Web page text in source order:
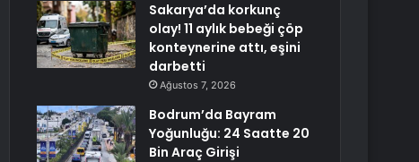
Sakarya’da korkunç
olay! 11 aylık bebeği çöp
konteynerine attı, eşini
darbetti
Ağustos 7, 2026
Bodrum’da Bayram
Yoğunluğu: 24 Saatte 20
Bin Araç Girişi